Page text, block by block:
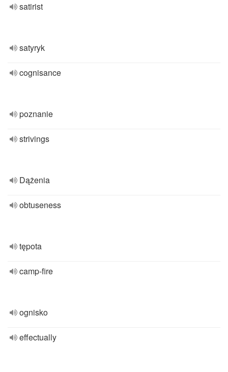
satirist
satyryk
cognisance
poznanie
strivings
Dążenia
obtuseness
tępota
camp-fire
ognisko
effectually